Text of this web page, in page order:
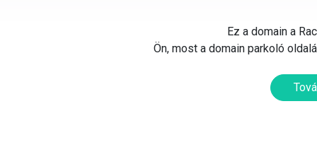
Ez a domain a
Ön, most a domain parkoló